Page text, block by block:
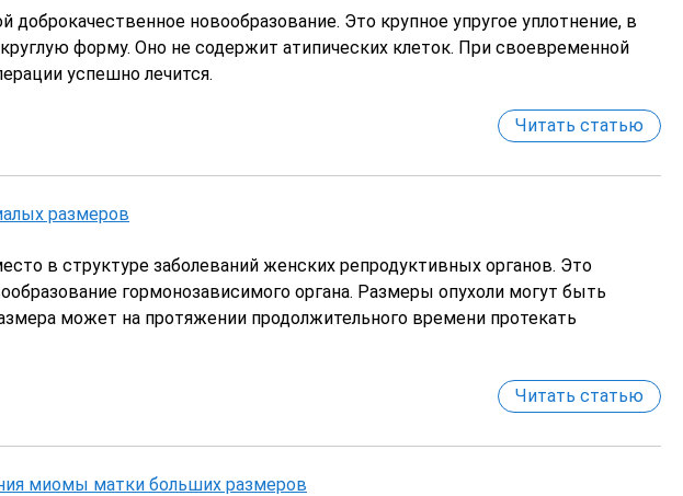
новообразование. Это крупное упругое уплотнение, в
форму. Оно не содержит атипических клеток. При своевременной
успешно лечится.
Читать статью
размеров
в структуре заболеваний женских репродуктивных органов. Это
гормонозависимого органа. Размеры опухоли могут быть
может на протяжении продолжительного времени протекать
Читать статью
миомы матки больших размеров
Надежда
гинеколог,
Песегова Евгения
Владимировна